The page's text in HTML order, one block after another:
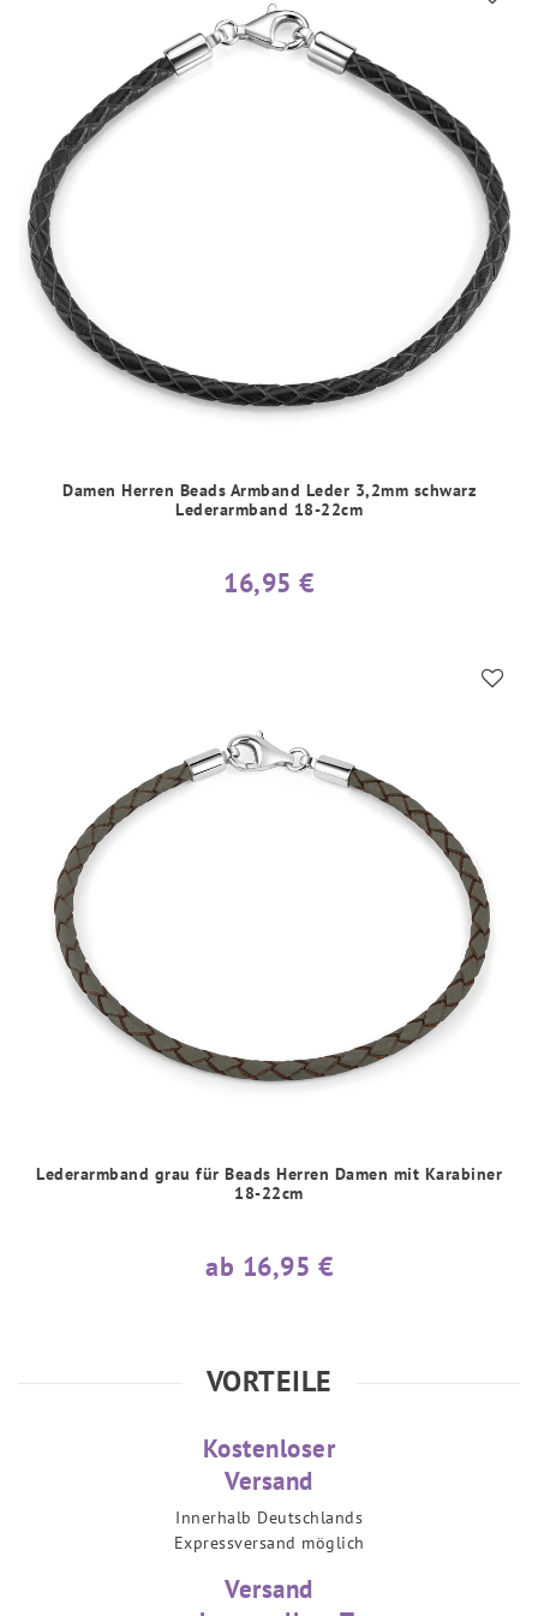
Damen Herren Beads Armband Leder 3,2mm schwarz
Lederarmband 18-22cm
16,95 €
Lederarmband grau für Beads Herren Damen mit Karabiner
18-22cm
ab 16,95 €
VORTEILE
Kostenloser
Versand
Innerhalb Deutschlands
Expressversand möglich
Versand